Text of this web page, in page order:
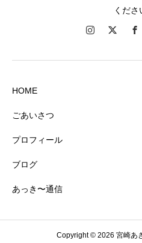
くださ
HOME
ごあいさつ
プロフィール
ブログ
あっき〜通信
Copyright © 2026 宮崎あ